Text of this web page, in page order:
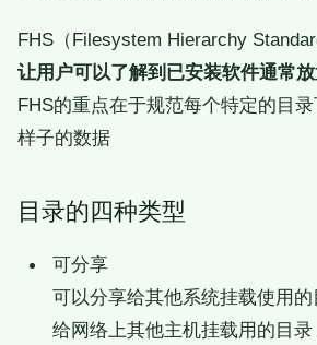
FHS（Filesystem Hierarchy
让用户可以了解到已安装软件通常
FHS的重点在于规范每个特定的目
样子的数据
目录的四种类型
可分享
可以分享给其他系统挂载使用
给网络上其他主机挂载用的目